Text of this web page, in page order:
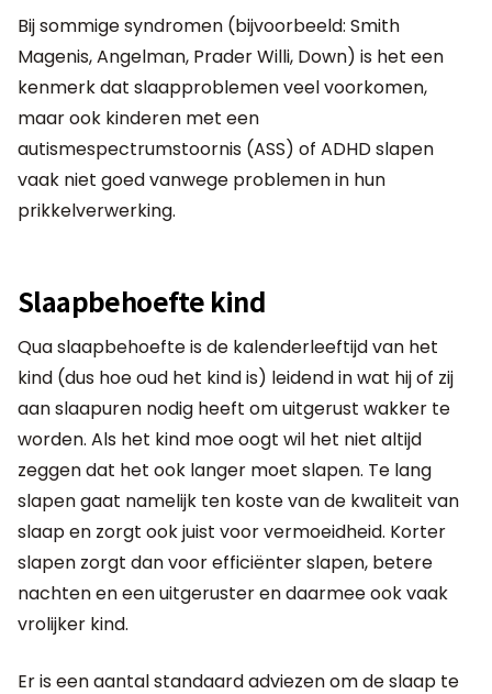
Bij sommige syndromen (bijvoorbeeld: Smith
Magenis, Angelman, Prader Willi, Down) is het een
kenmerk dat slaapproblemen veel voorkomen,
maar ook kinderen met een
autismespectrumstoornis (ASS) of ADHD slapen
vaak niet goed vanwege problemen in hun
prikkelverwerking.
Slaapbehoefte kind
Qua slaapbehoefte is de kalenderleeftijd van het
kind (dus hoe oud het kind is) leidend in wat hij of zij
aan slaapuren nodig heeft om uitgerust wakker te
worden. Als het kind moe oogt wil het niet altijd
zeggen dat het ook langer moet slapen. Te lang
slapen gaat namelijk ten koste van de kwaliteit van
slaap en zorgt ook juist voor vermoeidheid. Korter
slapen zorgt dan voor efficiënter slapen, betere
nachten en een uitgeruster en daarmee ook vaak
vrolijker kind.
Er is een aantal standaard adviezen om de slaap te